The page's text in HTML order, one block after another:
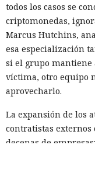
Las herramientas de
atacantes solo una
forman parte del
registros de uso de
lenguaje ya ayudan
maliciosas, escalar
que las restricciones
todos los casos se
criptomonedas,
Marcus Hutchins,
esa especialización
si el grupo mantiene
víctima, otro equipo
aprovecharlo.
La expansión de los
contratistas externos
decenas de